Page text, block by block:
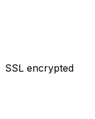
SSL encrypted